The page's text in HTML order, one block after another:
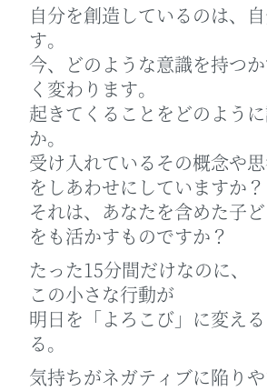
自分を創造しているのは、
す。
今、どのような意識を持つ
く変わります。
起きてくることをどのよう
か。
受け入れているその概念や
をしあわせにしていますか？
それは、あなたを含めた子
をも活かすものですか？
たった15分間だけなのに、
この小さな行動が
明日を「よろこび」に変え
る。
気持ちがネガティブに陥りや